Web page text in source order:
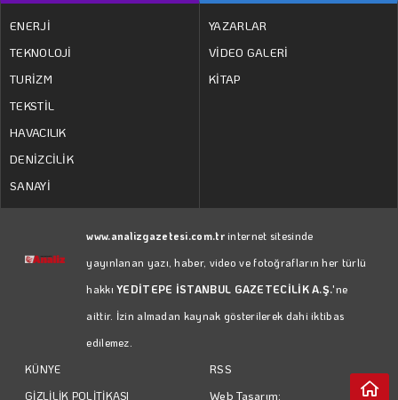
ENERJİ
TEKNOLOJİ
TURİZM
TEKSTİL
HAVACILIK
DENİZCİLİK
SANAYİ
YAZARLAR
VİDEO GALERİ
KİTAP
www.analizgazetesi.com.trinternet sitesinde
yayınlanan yazı, haber, video ve fotoğrafların her türlü
hakkıYEDİTEPE İSTANBUL GAZETECİLİK A.Ş.'ne
aittir. İzin almadan kaynak gösterilerek dahi iktibas
edilemez.
KÜNYE
GİZLİLİK POLİTİKASI
RSS
Web Tasarım: